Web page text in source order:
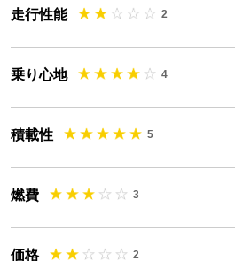
走行性能 2
乗り心地 4
積載性 5
燃費 3
価格 2